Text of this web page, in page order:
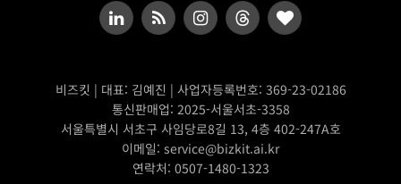
비즈킷 | 대표: 김예진 | 사업자등록번호: 369-23-02186
통신판매업: 2025-서울서초-3358
서울특별시 서초구 사임당로8길 13, 4층 402-247A호
이메일: service@bizkit.ai.kr
연락처: 0507-1480-1323
LinkedInRSS InstagramThreadsBlogLovin